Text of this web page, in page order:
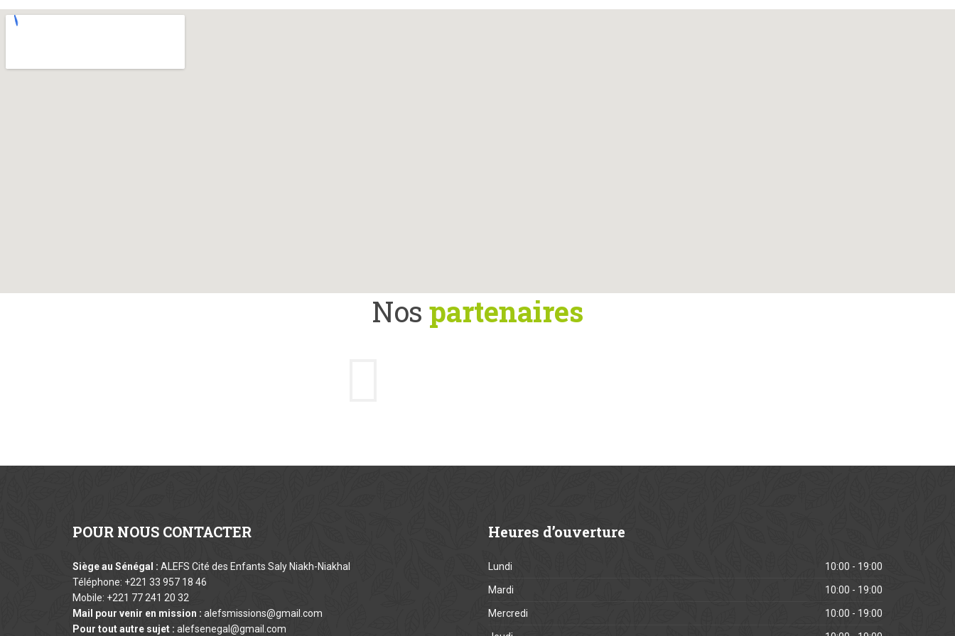
Nos partenaires
POUR NOUS CONTACTER
Siège au Sénégal : ALEFS Cité des Enfants Saly Niakh-Niakhal
Téléphone: +221 33 957 18 46
Mobile: +221 77 241 20 32
Mail pour venir en mission : alefsmissions@gmail.com
Pour tout autre sujet : alefsenegal@gmail.com
Heures d’ouverture
Lundi 10:00 - 19:00
Mardi 10:00 - 19:00
Mercredi 10:00 - 19:00